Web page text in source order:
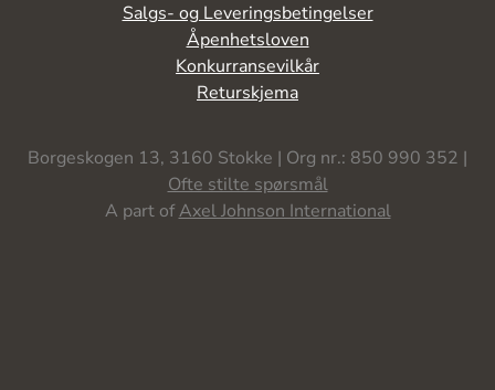
Salgs- og Leveringsbetingelser
Åpenhetsloven
Konkurransevilkår
Returskjema
Borgeskogen 13, 3160 Stokke | Org nr.: 850 990 352 |
Ofte stilte spørsmål
A part ofAxel Johnson International